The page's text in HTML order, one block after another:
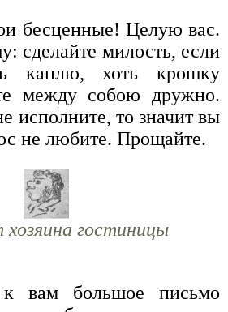
бесценные! Целую вас.
сделайте милость, если
каплю, хоть крошку
между собою дружно.
исполните, то значит вы
не любите. Прощайте.
гостиницы
вам большое письмо